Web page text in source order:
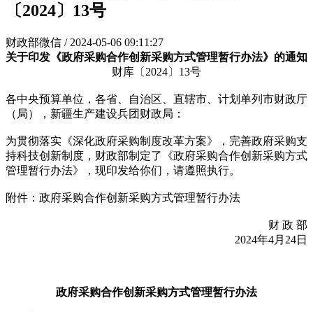
〔2024〕13号
财政部微信 / 2024-05-06 09:11:27
关于印发《政府采购合作创新采购方式管理暂行办法》的通知
财库〔2024〕13号
各中央预算单位，各省、自治区、直辖市、计划单列市财政厅
（局），新疆生产建设兵团财政局：
为贯彻落实《深化政府采购制度改革方案》，完善政府采购支
持科技创新制度，财政部制定了《政府采购合作创新采购方式
管理暂行办法》，现印发给你们，请遵照执行。
附件：政府采购合作创新采购方式管理暂行办法
财 政 部
2024年4月24日
政府采购合作创新采购方式管理暂行办法